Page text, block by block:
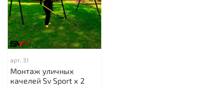
арт. 31
Монтаж уличных
качелей Sv Sport х 2